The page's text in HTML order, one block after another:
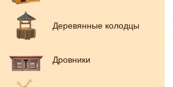
Деревянные колодцы
Дровники